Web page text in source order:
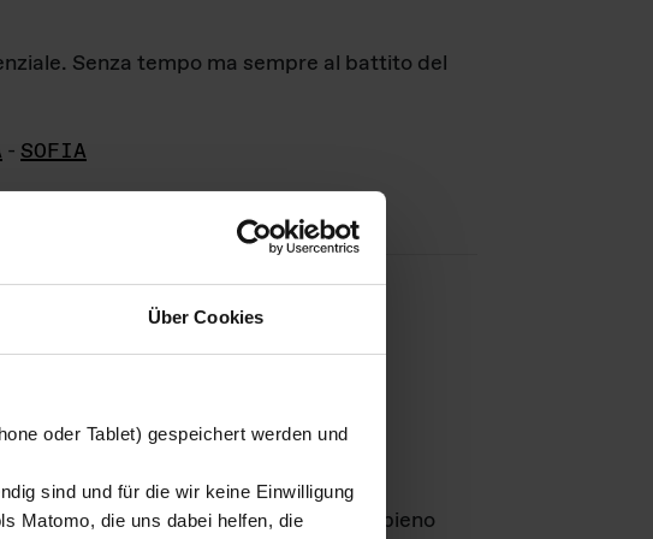
Über Cookies
oder Tablet) gespeichert werden und
sind und für die wir keine Einwilligung
Matomo, die uns dabei helfen, die
Senza tempo ma sempre al battito del
- SOFIA
ganze LebenGmbH e rimangono in pieno